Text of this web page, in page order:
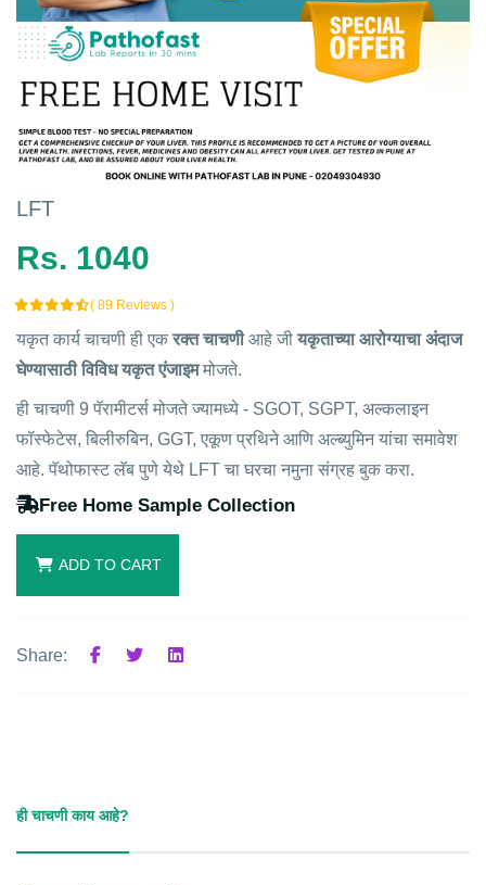
LFT
Rs. 1040
( 89 Reviews )
यकृत कार्य चाचणी ही एकरक्त चाचणीआहे जीयकृताच्या आरोग्याचा अंदाज
घेण्यासाठी विविध यकृत एंजाइममोजते.
ही चाचणी 9 पॅरामीटर्स मोजते ज्यामध्ये - SGOT, SGPT, अल्कलाइन
फॉस्फेटेस, बिलीरुबिन, GGT, एकूण प्रथिने आणि अल्ब्युमिन यांचा समावेश
आहे. पॅथोफास्ट लॅब पुणे येथे LFT चा घरचा नमुना संग्रह बुक करा.
Free Home Sample Collection
ADD TO CART
Share:
ही चाचणी काय आहे?